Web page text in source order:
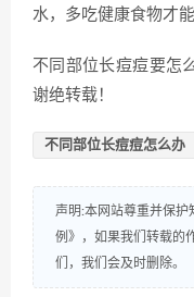
水，多吃健康食物才能
不同部位长痘痘要怎
谢绝转载！
不同部位长痘痘怎么办
声明:本网站尊重并保
例》，如果我们转载的
们，我们会及时删除。